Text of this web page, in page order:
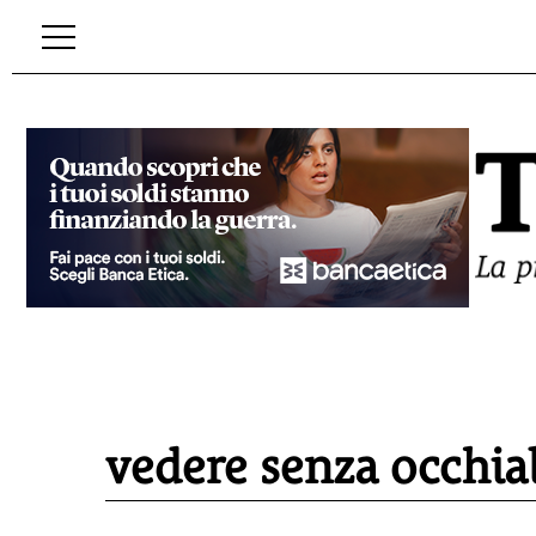
vedere senza